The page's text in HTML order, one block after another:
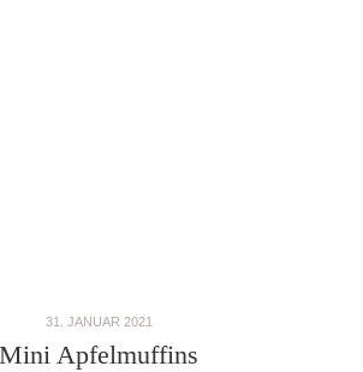
31. JANUAR 2021
Mini Apfelmuffins